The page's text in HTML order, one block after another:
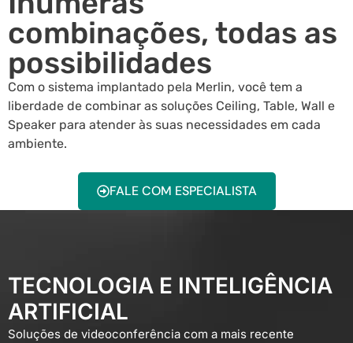
combinações, todas as
possibilidades
Com o sistema implantado pela Merlin, você tem a
liberdade de combinar as soluções Ceiling, Table, Wall e
Speaker para atender às suas necessidades em cada
ambiente.
FALE COM ESPECIALISTA
TECNOLOGIA E INTELIGÊNCIA
ARTIFICIAL
Soluções de videoconferência com a mais recente